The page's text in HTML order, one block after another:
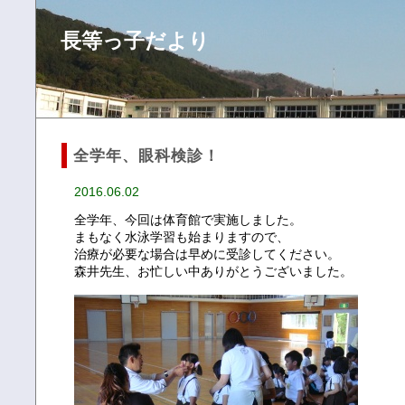
長等っ子だより
全学年、眼科検診！
2016.06.02
全学年、今回は体育館で実施しました。
まもなく水泳学習も始まりますので、
治療が必要な場合は早めに受診してください。
森井先生、お忙しい中ありがとうございました。